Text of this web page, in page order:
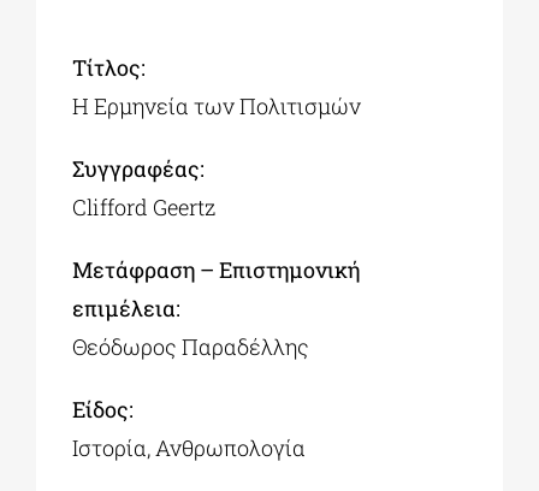
ΕΚΔΗΛΩΣΕΙΣ
Τίτλος:
Η Ερμηνεία των Πολιτισμών
Συγγραφέας:
Clifford Geertz
Μετάφραση – Επιστημονική
επιμέλεια:
Θεόδωρος Παραδέλλης
Είδος:
Ιστορία, Ανθρωπολογία